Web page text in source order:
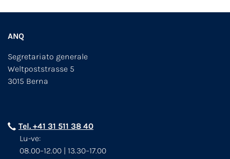
ANQ
Segretariato generale
Weltpoststrasse 5
3015 Berna
Tel. +41 31 511 38 40
Lu-ve:
08.00–12.00 | 13.30–17.00